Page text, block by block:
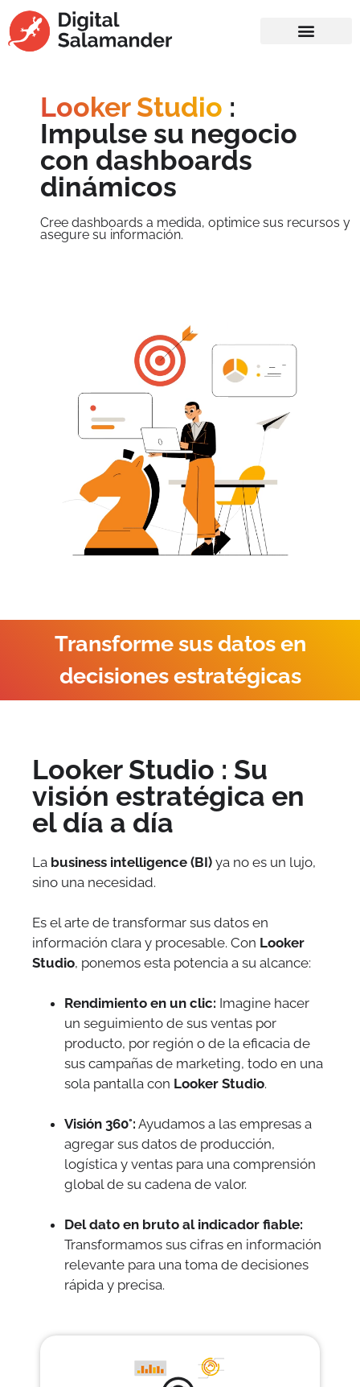
Looker Studio :
Impulse su negocio
con dashboards
dinámicos
Cree dashboards a medida, optimice sus recursos y
asegure su información.
Transforme sus datos en
decisiones estratégicas
Looker Studio : Su
visión estratégica en
el día a día
La business intelligence (BI) ya no es un lujo,
sino una necesidad.
Es el arte de transformar sus datos en
información clara y procesable. Con Looker
Studio, ponemos esta potencia a su alcance:
Rendimiento en un clic: Imagine hacer
un seguimiento de sus ventas por
producto, por región o de la eficacia de
sus campañas de marketing, todo en una
sola pantalla con Looker Studio.
Visión 360°: Ayudamos a las empresas a
agregar sus datos de producción,
logística y ventas para una comprensión
global de su cadena de valor.
Del dato en bruto al indicador fiable:
Transformamos sus cifras en información
relevante para una toma de decisiones
rápida y precisa.